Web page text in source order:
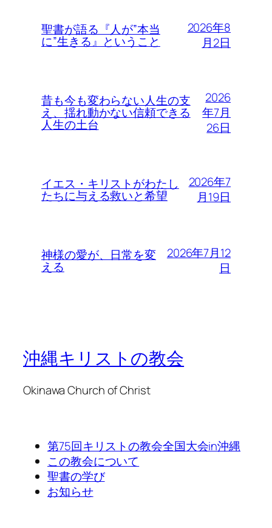
聖書が語る『人が”本当
に”生きる』ということ
2026年8
月2日
昔も今も変わらない人生の支
え、揺れ動かない信頼できる
人生の土台
2026
年7月
26日
イエス・キリストがわたし
たちに与える救いと希望
2026年7
月19日
神様の愛が、日常を変
える
2026年7月12
日
沖縄キリストの教会
Okinawa Church of Christ
第75回キリストの教会全国大会in沖縄
この教会について
聖書の学び
お知らせ